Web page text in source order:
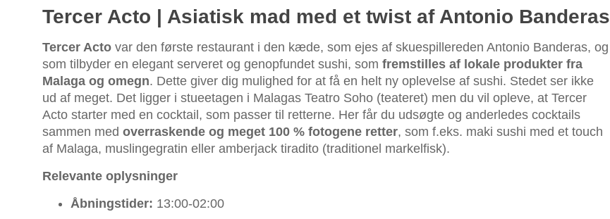
Tercer Acto | Asiatisk mad med et twist af Antonio Banderas
Tercer Acto var den første restaurant i den kæde, som ejes af skuespillereden Antonio Banderas, og
som tilbyder en elegant serveret og genopfundet sushi, som fremstilles af lokale produkter fra
Malaga og omegn. Dette giver dig mulighed for at få en helt ny oplevelse af sushi. Stedet ser ikke
ud af meget. Det ligger i stueetagen i Malagas Teatro Soho (teateret) men du vil opleve, at Tercer
Acto starter med en cocktail, som passer til retterne. Her får du udsøgte og anderledes cocktails
sammen med overraskende og meget 100 % fotogene retter, som f.eks. maki sushi med et touch
af Malaga, muslingegratin eller amberjack tiradito (traditionel markelfisk).
Relevante oplysninger
Åbningstider: 13:00-02:00